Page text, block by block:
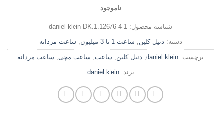
ناموجود
شناسه محصول: daniel klein DK.1.12676-4-1
دسته: دنیل کلین ساعت 1 تا 3 میلیون ساعت مردانه
برچسب: daniel klein دنیل کلین ساعت ساعت مچی ساعت مردانه
برند:daniel klein